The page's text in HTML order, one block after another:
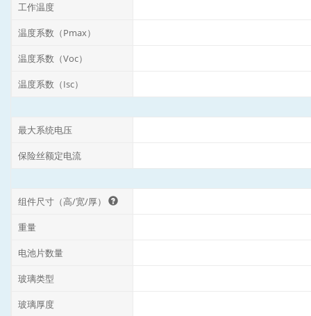
工作温度
温度系数（Pmax）
温度系数（Voc）
温度系数（Isc）
最大系统电压
保险丝额定电流
组件尺寸（高/宽/厚）
重量
电池片数量
玻璃类型
玻璃厚度